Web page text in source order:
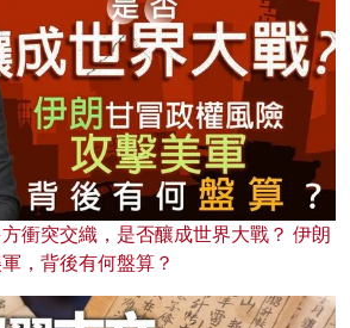
衝突交織，是否釀成世界大戰？ 伊朗
，背後有何盤算？